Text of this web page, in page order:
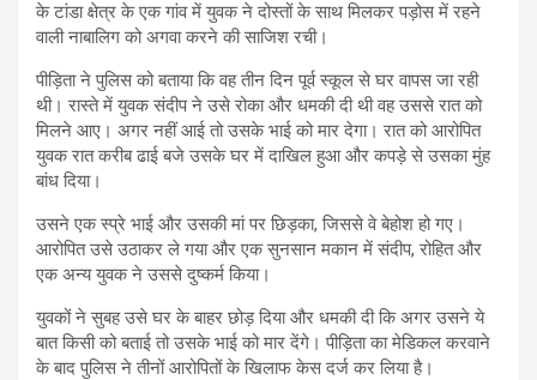
के टांडा क्षेत्र के एक गांव में युवक ने दोस्तों के साथ मिलकर पड़ोस में रहने
वाली नाबालिग को अगवा करने की साजिश रची।
पीड़िता ने पुलिस को बताया कि वह तीन दिन पूर्व स्कूल से घर वापस जा रही
थी। रास्ते में युवक संदीप ने उसे रोका और धमकी दी थी वह उससे रात को
मिलने आए। अगर नहीं आई तो उसके भाई को मार देगा। रात को आरोपित
युवक रात करीब ढाई बजे उसके घर में दाखिल हुआ और कपड़े से उसका मुंह
बांध दिया।
उसने एक स्प्रे भाई और उसकी मां पर छिड़का, जिससे वे बेहोश हो गए।
आरोपित उसे उठाकर ले गया और एक सुनसान मकान में संदीप, रोहित और
एक अन्य युवक ने उससे दुष्कर्म किया।
युवकों ने सुबह उसे घर के बाहर छोड़ दिया और धमकी दी कि अगर उसने ये
बात किसी को बताई तो उसके भाई को मार देंगे। पीड़िता का मेडिकल करवाने
के बाद पुलिस ने तीनों आरोपितों के खिलाफ केस दर्ज कर लिया है।